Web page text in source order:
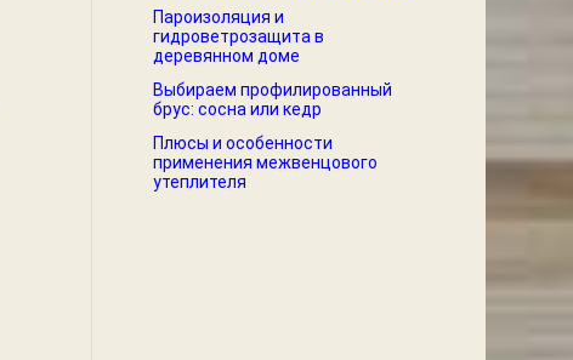
Пароизоляция и
гидроветрозащита в
деревянном доме
Выбираем профилированный
брус: сосна или кедр
Плюсы и особенности
применения межвенцового
утеплителя